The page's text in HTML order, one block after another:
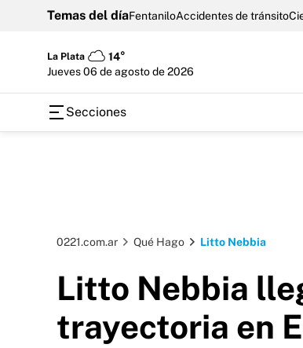
Temas del díaFentaniloAccidentes de tránsito
La Plata
14°
jueves 06 de agosto de 2026
Secciones
0221.com.ar Qué Hago Litto Nebbia
Litto Nebbia
trayectoria en